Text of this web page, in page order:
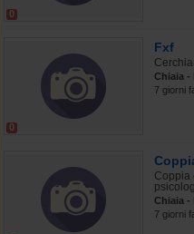
0
0
Fxf
Chiaia -
7 giorni
Coppia
Chiaia -
7 giorni